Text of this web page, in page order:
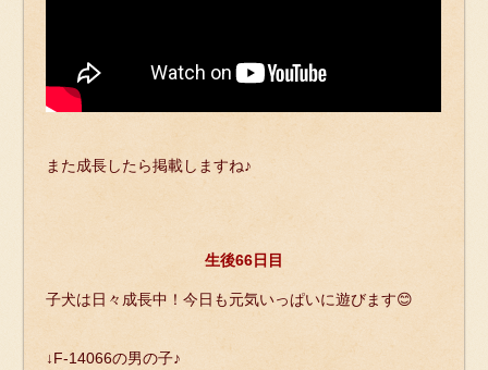
また成長したら掲載しますね♪
生後66日目
子犬は日々成長中！今日も元気いっぱいに遊びます😊
↓F-14066の男の子♪